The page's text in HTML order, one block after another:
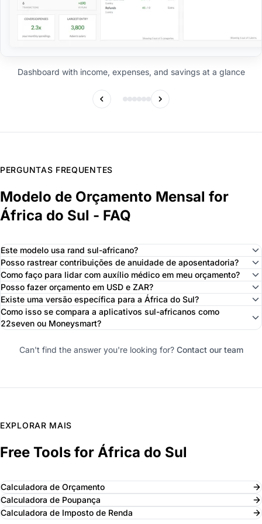
Dashboard with income, expenses, and savings at a glance
PERGUNTAS FREQUENTES
Modelo de Orçamento Mensal for
África do Sul - FAQ
Este modelo usa rand sul-africano?
Posso rastrear contribuições de anuidade de aposentadoria?
Como faço para lidar com auxílio médico em meu orçamento?
Posso fazer orçamento em USD e ZAR?
Existe uma versão específica para a África do Sul?
Como isso se compara a aplicativos sul-africanos como
22seven ou Moneysmart?
Can't find the answer you're looking for? Contact our team
EXPLORAR MAIS
Free Tools for África do Sul
Calculadora de Orçamento
Calculadora de Poupança
Calculadora de Imposto de Renda